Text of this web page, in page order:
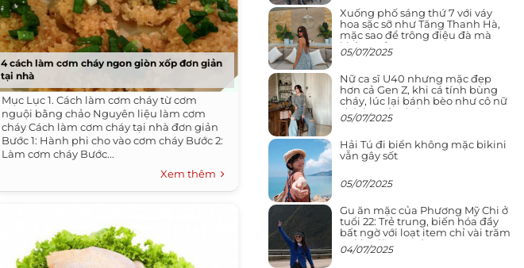
4 cách làm cơm cháy ngon giòn xốp đơn giản
tại nhà
Mục Lục 1. Cách làm cơm cháy từ cơm
nguội bằng chảo Nguyên liệu làm cơm
cháy Cách làm cơm cháy tại nhà đơn giản
Bước 1: Hành phi cho vào cơm cháy Bước 2:
Làm cơm cháy Bước...
Xem thêm
Xuống phố sáng thứ 7 với váy
hoa sặc sỡ như Tăng Thanh Hà,
mặc sao để trông điệu đà mà
không sến
05/07/2025
Nữ ca sĩ U40 nhưng mặc đẹp
hơn cả Gen Z, khi cá tính bùng
cháy, lúc lại bánh bèo như cô nữ
chính ngôn tình
05/07/2025
Hải Tú đi biển không mặc bikini
vẫn gây sốt
05/07/2025
Gu ăn mặc của Phương Mỹ Chi ở
tuổi 22: Trẻ trung, biến hóa đầy
bất ngờ với loạt item chỉ vài trăm
nghìn đã mua được
04/07/2025